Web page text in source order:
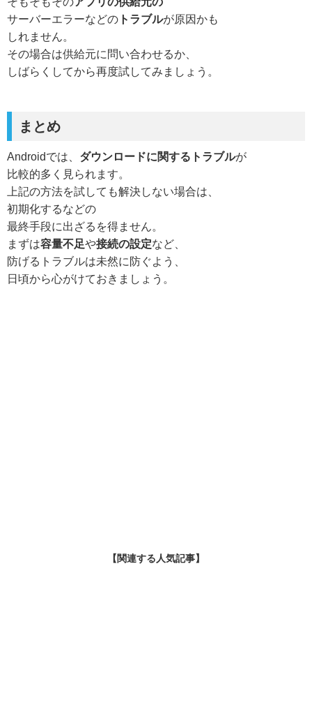
サーバーエラーなどの トラブルが原因かも
しれません。
その場合は供給元に問い合わせるか、
しばらくしてから再度試してみましょう。
まとめ
Androidでは、 ダウンロードに関するトラブルが
比較的多く見られます。
上記の方法を試しても解決しない場合は、
初期化するなどの
最終手段に出ざるを得ません。
まずは容量不足や接続の設定など、
防げるトラブルは未然に防ぐよう、
日頃から心がけておきましょう。
【関連する人気記事】